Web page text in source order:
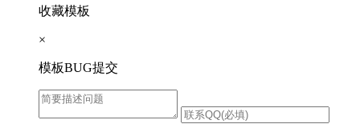
收藏模板
×
模板BUG提交